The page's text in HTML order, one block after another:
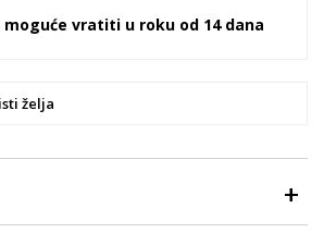
moguće vratiti u roku od 14 dana
želja